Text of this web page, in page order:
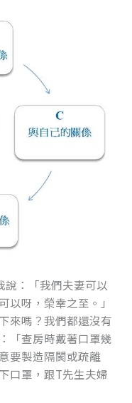
：「我們夫妻可以
以呀，榮幸之至。」
來嗎？我們都還沒有
「查房時戴著口罩幾
要製造隔閡或疏離
口罩，跟T先生夫婦